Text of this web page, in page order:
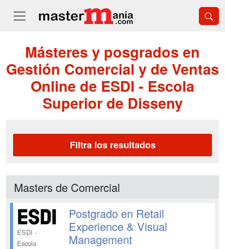
Másteres y posgrados en
Gestión Comercial y de Ventas
Online de ESDI - Escola
Superior de Disseny
Filtra los resultados
Masters de Comercial
ESDI -
Escola
Postgrado en Retail
Experience & Visual
Management